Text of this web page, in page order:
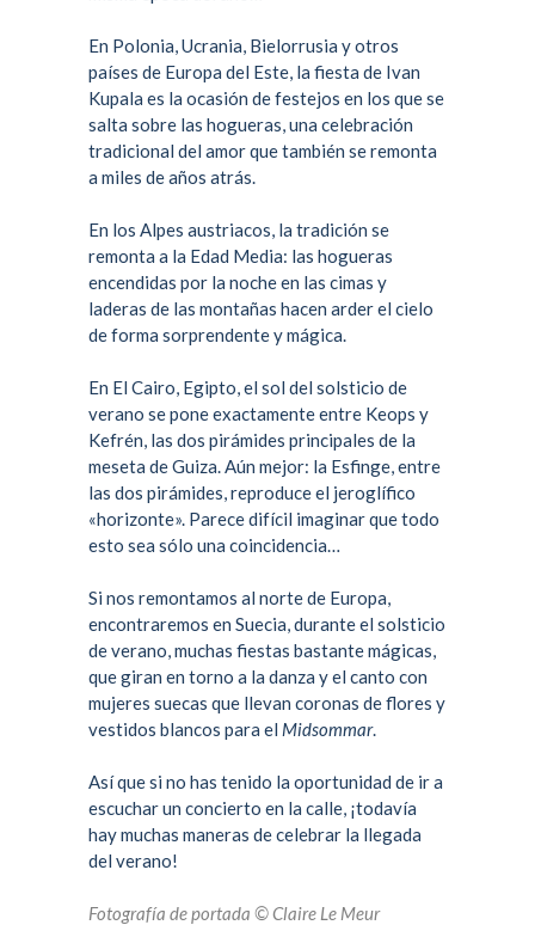
En Polonia,Ucrania, Bielorrusia y otros
países de Europa del Este, la fiesta de Ivan
Kupala es la ocasión de festejos en los que se
salta sobre las hogueras, una celebración
tradicional del amor que también se remonta
a miles de años atrás.
En los Alpes austriacos, la tradición se
remonta a la Edad Media: las hogueras
encendidas por la noche en las cimas y
laderas de las montañas hacen arder el cielo
de forma sorprendente y mágica.
En El Cairo, Egipto, el sol del solsticio de
verano se pone exactamente entre Keops y
Kefrén, las dos pirámides principales de la
meseta de Guiza. Aún mejor: la Esfinge, entre
las dos pirámides, reproduce el jeroglífico
«horizonte». Parece difícil imaginar que todo
esto sea sólo una coincidencia…
Si nos remontamos al norte de Europa,
encontraremos en Suecia, durante el solsticio
de verano, muchas fiestas bastante mágicas,
que giran en torno a la danza y el canto con
mujeres suecas que llevan coronas de flores y
vestidos blancos para el Midsommar.
Así que si no has tenido la oportunidad de ir a
escuchar un concierto en la calle, ¡todavía
hay muchas maneras de celebrar la llegada
del verano!
Fotografía de portada © Claire Le Meur